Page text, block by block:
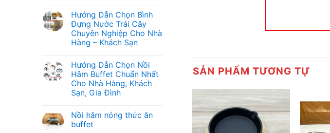
bình
luận
ở
Đĩa
Đá
Tròn
66003:
Nâng
Tầm
Trải
Nghiệm
Ẩm
Nghệ
Thuật
Trang
Hướng Dẫn Chọn Bình
Đựng Nước Trái Cây
Chuyên Nghiệp Cho Nhà
Hàng – Khách Sạn
bình
luận
ở
Hướng
Dẫn
Chọn
Nước
Trái
Cây
Hướng Dẫn Chọn Nồi
Hâm Buffet Chuẩn Nhất
Cho Nhà Hàng, Khách
Sạn, Gia Đình
bình
luận
ở
Nồi hâm nóng thức ăn
buffet
SẢN PHẨM TƯƠNG TỰ